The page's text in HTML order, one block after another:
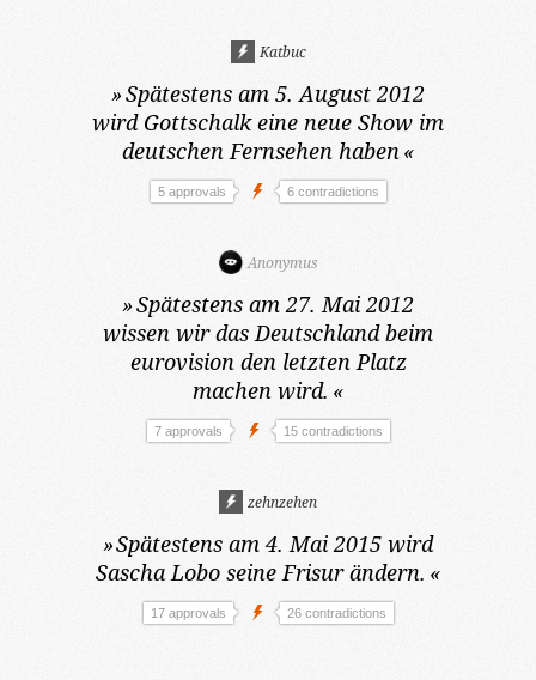
Katbuc
»Spätestens am 5. August 2012
wird Gottschalk eine neue Show im
deutschen Fernsehen haben«
5 approvals 6 contradictions
Anonymus
»Spätestens am 27. Mai 2012
wissen wir das Deutschland beim
eurovision den letzten Platz
machen wird. «
7 approvals 15 contradictions
zehnzehen
»Spätestens am 4. Mai 2015 wird
Sascha Lobo seine Frisur ändern. «
17 approvals 26 contradictions